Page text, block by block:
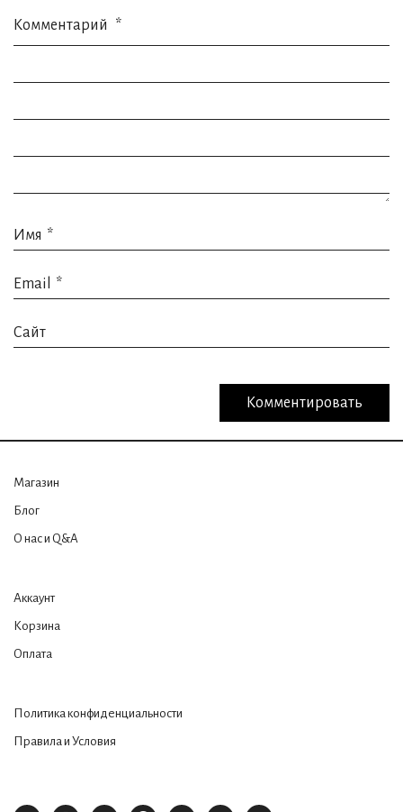
Комментарий *
Имя *
Email *
Сайт
Магазин
Блог
О нас и Q&A
Аккаунт
Корзина
Оплата
Политика конфиденциальности
Правила и Условия